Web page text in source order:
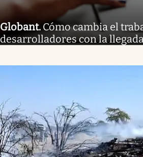
Globant. Cómo cambia el
desarrolladores con la